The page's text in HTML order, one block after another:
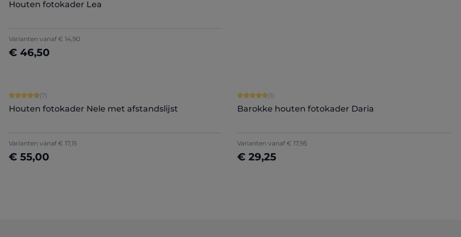
Houten fotokader Lea
Varianten vanaf€ 14,90
€ 46,50
Nu configureren
Gemiddelde score van 4.71 op 5 sterren
(7)
Houten fotokader Nele met afstandslijst
Varianten vanaf€ 17,15
€ 55,00
Nu configureren
Gemiddelde score van 5 op 5 sterren
(1)
Barokke houten fotokader Daria
Varianten vanaf € 17,95
€ 29,25
Nu configureren